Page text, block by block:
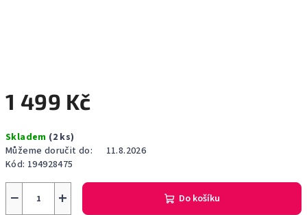
1 499 Kč
cena:
Skladem (2 ks)
Můžeme doručit do:
11.8.2026
Kód: 194928475
+
− Do košíku